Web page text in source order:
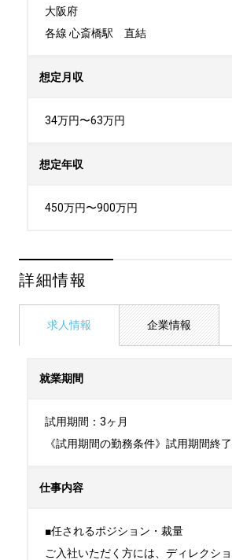
大阪府
各線 心斎橋駅　直結
想定月収
34万円〜63万円
想定年収
450万円〜900万円
詳細情報
求人情報 企業情報
就業期間
試用期間：3ヶ月
《試用期間の勤務条件》試用期間終
仕事内容
■任されるポジション・裁量
ご入社いただく方には、ディレクシ